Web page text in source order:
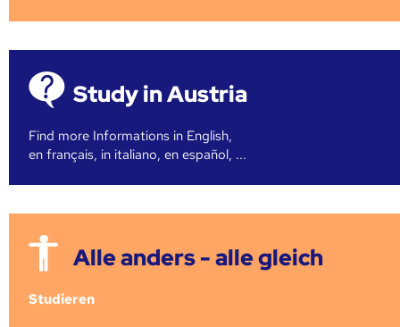
Study in Austria
Find more Informations in English,
en français, in italiano, en español, ...
Alle anders - alle gleich
Studieren